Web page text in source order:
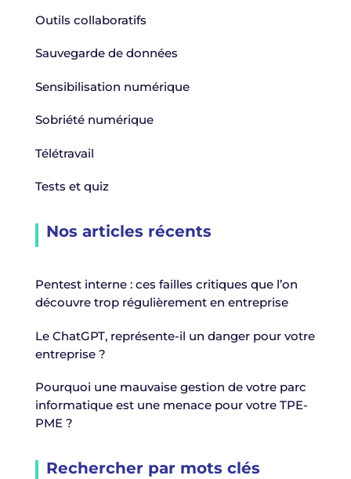
Outils collaboratifs
Sauvegarde de données
Sensibilisation numérique
Sobriété numérique
Télétravail
Tests et quiz
Nos articles récents
Pentest interne : ces failles critiques que l’on
découvre trop régulièrement en entreprise
Le ChatGPT, représente-il un danger pour votre
entreprise ?
Pourquoi une mauvaise gestion de votre parc
informatique est une menace pour votre TPE-
PME ?
Rechercher par mots clés